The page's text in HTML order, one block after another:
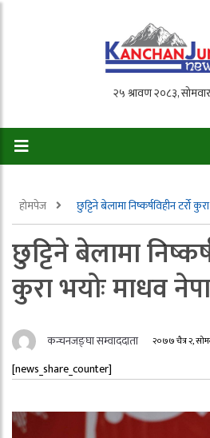
होमपेज छुट्टिने बेलामा निष्कर्षविहीन टर्रो
छुट्टिने बेलामा
कुरा भयोः माधव
कन्चनजङ्घा सम्वाददाता २०७७ चैत्र २,
[news_share_counter]